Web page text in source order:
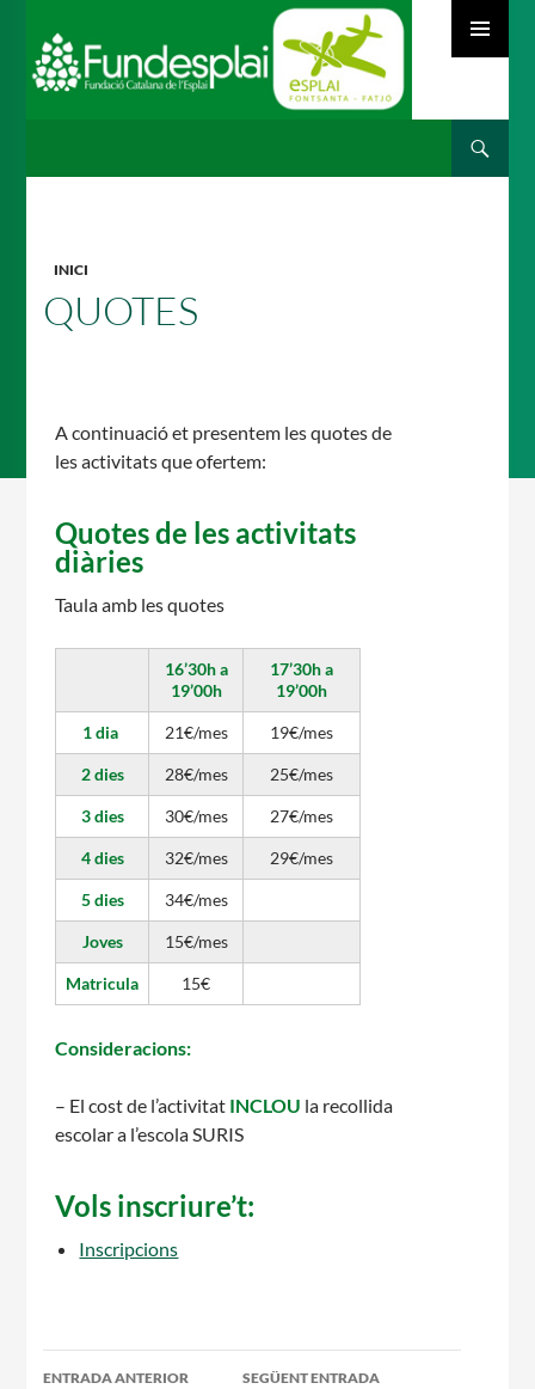
INICI
QUOTES
A continuació et presentem les quotes de
les activitats que ofertem:
Quotes de les activitats
diàries
Taula amb les quotes
16’30h a
19’00h
17’30h a
19’00h
1 dia 21€/mes 19€/mes
2 dies 28€/mes 25€/mes
3 dies 30€/mes 27€/mes
4 dies 32€/mes 29€/mes
5 dies 34€/mes
Joves 15€/mes
Matricula 15€
Consideracions:
– El cost de l’activitat INCLOU la recollida
escolar a l’escola SURIS
Vols inscriure’t:
Inscripcions
Navegació
ENTRADA ANTERIOR SEGÜENT ENTRADA
CASES DE COLÒNIES
ACCIÓ SOCIAL I JOVES
ESPLAIS
SUPORT TERCER SECTOR
CONEIX FUNDESPLAI
L'equip